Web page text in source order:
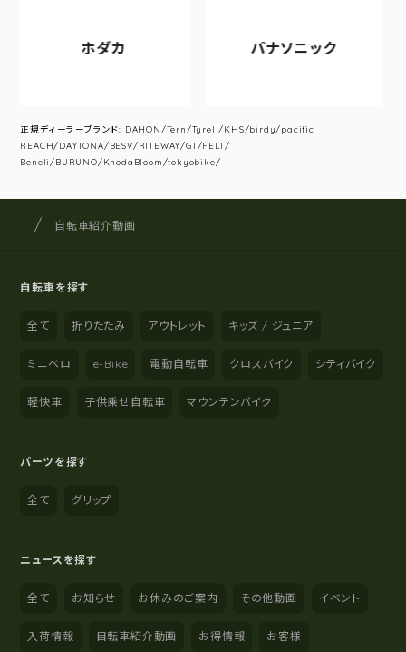
ホダカ パナソニック
正規ディーラーブランド: DAHON/Tern/Tyrell/KHS/birdy/pacific
REACH/DAYTONA/BESV/RITEWAY/GT/FELT/
Beneli/BURUNO/KhodaBloom/tokyobike/
サイト内の現在地
サイクルショップナカゴヤ
自転車紹介動画
自転車を探す
全て 折りたたみ アウトレット キッズ / ジュニア
ミニベロ e-Bike 電動自転車 クロスバイク シティバイク
軽快車 子供乗せ自転車 マウンテンバイク
パーツを探す
全て グリップ
ニュースを探す
全て お知らせ お休みのご案内 その他動画 イベント
入荷情報 自転車紹介動画 お得情報 お客様